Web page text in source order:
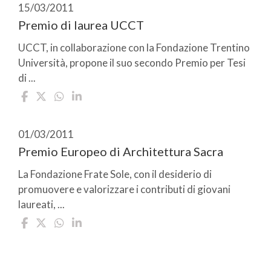
15/03/2011
Premio di laurea UCCT
UCCT, in collaborazione con la Fondazione Trentino
Università, propone il suo secondo Premio per Tesi
di ...
01/03/2011
Premio Europeo di Architettura Sacra
La Fondazione Frate Sole, con il desiderio di
promuovere e valorizzare i contributi di giovani
laureati, ...